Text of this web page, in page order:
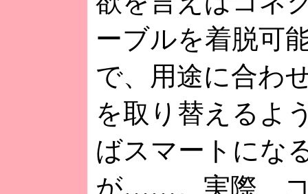
ーブルを着脱可
で、用途に合わ
を取り替えるよ
ばスマートにな
が……。実際、